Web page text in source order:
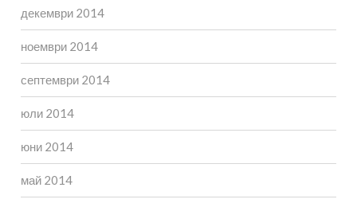
декември 2014
ноември 2014
септември 2014
юли 2014
юни 2014
май 2014